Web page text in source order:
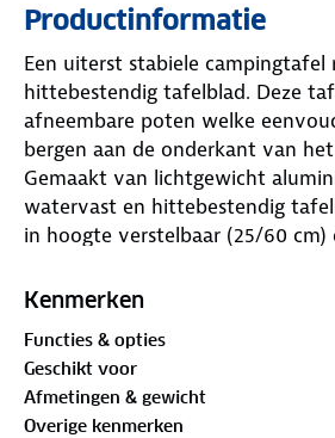
Productinformatie
Een uiterst stabiele
hittebestendig tafelblad. Deze
afneembare poten welke
bergen aan de onderkant van
Gemaakt van lichtgewicht
watervast en hittebestendig
in hoogte verstelbaar (25/60 cm)
Kenmerken
Functies & opties
Geschikt voor
Afmetingen & gewicht
Overige kenmerken